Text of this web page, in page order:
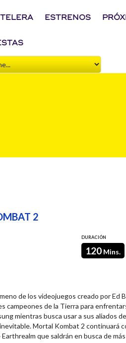
ESTRENOS
2
DURACIÓN
120Mins.
de los videojuegos creado por
campeones de la Tierra para
mientras busca usar a sus aliados
Mortal Kombat 2 continuará
que saldrán en busca de